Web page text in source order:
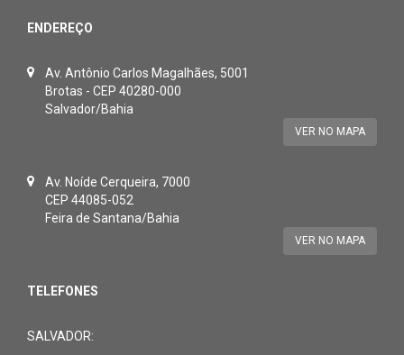
ENDEREÇO
Av. Antônio Carlos Magalhães, 5001
Brotas - CEP 40280-000
Salvador/Bahia
VER NO MAPA
Av. Noíde Cerqueira, 7000
CEP 44085-052
Feira de Santana/Bahia
VER NO MAPA
TELEFONES
SALVADOR: